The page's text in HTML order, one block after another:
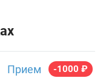
Прием -1000 ₽